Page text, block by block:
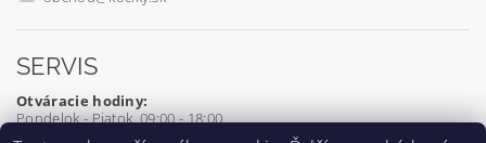
SERVIS
Otváracie hodiny:
Pondelok - Piatok 09:00 - 18:00